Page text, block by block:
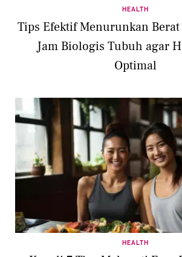
HEALTH
Tips Efektif Menurunkan Berat
Jam Biologis Tubuh agar
Optimal
HEALTH